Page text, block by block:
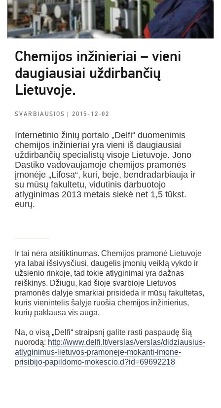
Chemijos inžinieriai – vieni
daugiausiai uždirbančių
Lietuvoje.
SVARBIAUSIOS| 2015-12-02
Internetinio žinių portalo „Delfi“ duomenimis
chemijos inžinieriai yra vieni iš daugiausiai
uždirbančių specialistų visoje Lietuvoje. Jono
Dastiko vadovaujamoje chemijos pramonės
įmonėje „Lifosa“, kuri, beje, bendradarbiauja ir
su mūsų fakultetu, vidutinis darbuotojo
atlyginimas 2013 metais siekė net 1,5 tūkst.
eurų.
Ir tai nėra atsitiktinumas. Chemijos pramonė Lietuvoje
yra labai išsivysčiusi, daugelis įmonių veiklą vykdo ir
užsienio rinkoje, tad tokie atlyginimai yra dažnas
reiškinys. Džiugu, kad šioje svarbioje Lietuvos
pramonės dalyje smarkiai prisideda ir mūsų fakultetas,
kuris vienintelis šalyje ruošia chemijos inžinierius,
kurių paklausa vis auga.
Na, o visą „Delfi“ straipsnį galite rasti paspaudę šią
nuorodą: http://www.delfi.lt/verslas/verslas/didziausius-
atlyginimus-lietuvos-pramoneje-mokanti-imone-
prisibijo-papildomo-mokescio.d?id=69692218